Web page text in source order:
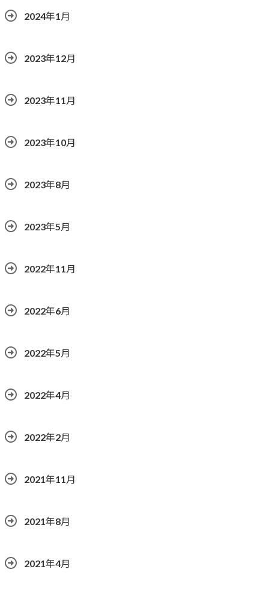
2024年1月
2023年12月
2023年11月
2023年10月
2023年8月
2023年5月
2022年11月
2022年6月
2022年5月
2022年4月
2022年2月
2021年11月
2021年8月
2021年4月